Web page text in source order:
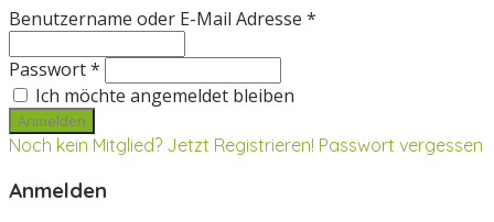
Benutzername oder E-Mail Adresse *
Passwort *
Ich möchte angemeldet bleiben
Noch kein Mitglied? Jetzt Registrieren! Passwort vergessen
Anmelden